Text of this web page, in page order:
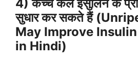
4) कच्चे केले इंसुलिन के
सुधार कर सकते हैं
May Improve
in Hindi)